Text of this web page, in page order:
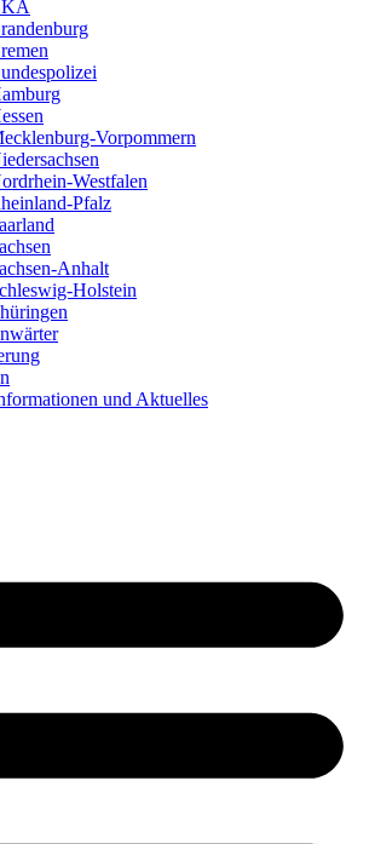
Vorpommern
Westfalen
Pfalz
Anhalt
Holstein
und Aktuelles